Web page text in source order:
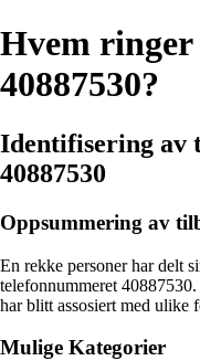
Hvem
40887530?
Identifisering av
40887530
Oppsummering av
En rekke personer har delt
telefonnummeret
har blitt assosiert med ulike
Mulige Kategorier